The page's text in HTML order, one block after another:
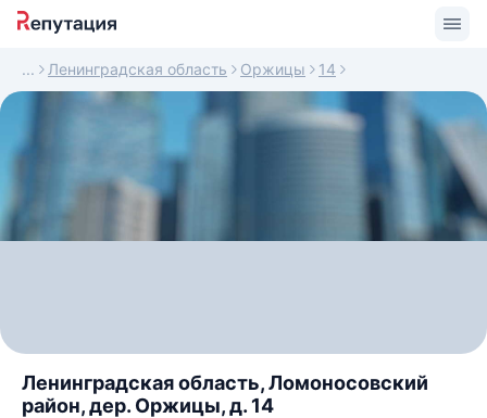
Ленинградская область Оржицы 14
Ленинградская область, Ломоносовский
район, дер. Оржицы, д. 14